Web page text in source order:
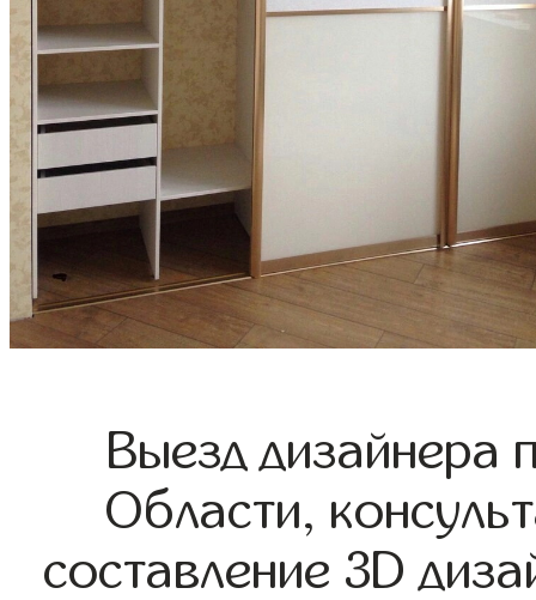
Выезд дизайнера
Области,
составление 3D